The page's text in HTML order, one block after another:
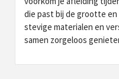
die past bij de grootte
stevige materialen en
samen zorgeloos